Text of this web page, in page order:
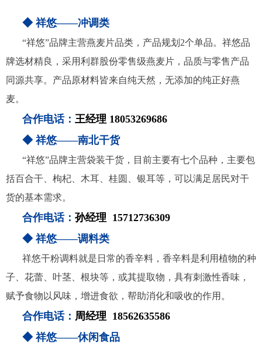
◆ 祥悠——冲调类
“祥悠”品牌主营燕麦片品类，产品规划2个单品。祥悠品
牌选材精良，采用利群股份零售级燕麦片，品质与零售产品
同源共享。产品原材料皆来自纯天然，无添加的纯正好燕
麦。
合作电话： 王经理 18053269686
◆ 祥悠——南北干货
“祥悠”品牌主营袋装干货，目前主要有七个品种，主要包
括百合干、枸杞、木耳、桂圆、银耳等，可以满足居民对干
货的基本需求。
合作电话： 孙经理 15712736309
◆ 祥悠——调料类
祥悠干粉调料就是日常的香辛料，香辛料是利用植物的种
子、花蕾、叶茎、根块等，或其提取物，具有刺激性香味，
赋予食物以风味，增进食欲，帮助消化和吸收的作用。
合作电话： 周经理 18562635586
◆ 祥悠——休闲食品